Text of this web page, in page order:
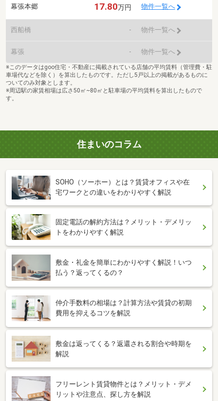
幕張本郷 17.80万円 物件一覧へ
西船橋 - 物件一覧へ
幕張 - 物件一覧へ
※このデータはgoo住宅・不動産に掲載されている店舗の平均賃料（管理費・駐
車場代などを除く）を算出したものです。ただし5戸以上の掲載があるものに
ついてのみ対象とします。
※周辺駅の家賃相場は広さ50㎡~80㎡と駐車場の平均賃料を算出したもので
す。
住まいのコラム
SOHO（ソーホー）とは？賃貸オフィスや在
宅ワークとの違いをわかりやすく解説
固定電話の解約方法は？メリット・デメリッ
トをわかりやすく解説
敷金・礼金を簡単にわかりやすく解説！いつ
払う？返ってくるの？
仲介手数料の相場は？計算方法や賃貸の初期
費用を抑えるコツを解説
敷金は返ってくる？返還される割合や時期を
解説
フリーレント賃貸物件とは？メリット・デメ
リットや注意点、探し方を解説